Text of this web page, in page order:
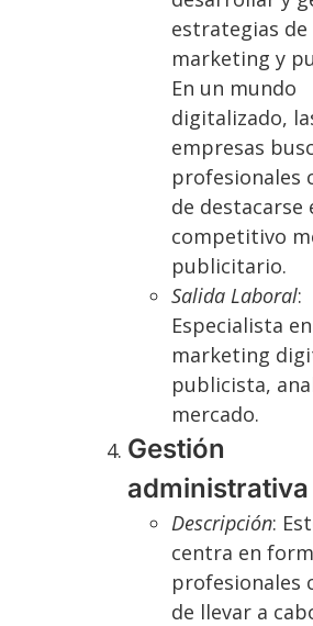
estrategias de
marketing y
En un mundo
digitalizado,
empresas
profesionales
de destacarse
competitivo
publicitario.
Salida Laboral:
Especialista en
marketing
publicista,
mercado.
Gestión
administrativa
Descripción:
centra en
profesionales
de llevar a